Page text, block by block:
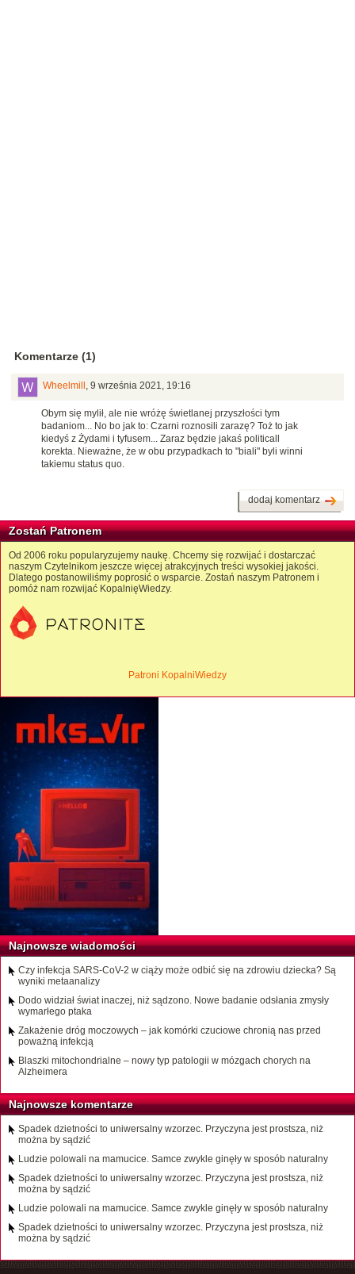
Komentarze (1)
Wheelmill , 9 września 2021, 19:16
Obym się mylił, ale nie wróżę świetlanej przyszłości tym
badaniom... No bo jak to: Czarni roznosili zarazę? Toż to jak
kiedyś z Żydami i tyfusem... Zaraz będzie jakaś politicall
korekta. Nieważne, że w obu przypadkach to "biali" byli winni
takiemu status quo.
dodaj komentarz
Zostań Patronem
Od 2006 roku popularyzujemy naukę. Chcemy się rozwijać i dostarczać
naszym Czytelnikom jeszcze więcej atrakcyjnych treści wysokiej jakości.
Dlatego postanowiliśmy poprosić o wsparcie. Zostań naszym Patronem i
pomóż nam rozwijać KopalnięWiedzy.
Patroni KopalniWiedzy
Najnowsze wiadomości
Czy infekcja SARS-CoV-2 w ciąży może odbić się na zdrowiu dziecka? Są
wyniki metaanalizy
Dodo widział świat inaczej, niż sądzono. Nowe badanie odsłania zmysły
wymarłego ptaka
Zakażenie dróg moczowych – jak komórki czuciowe chronią nas przed
poważną infekcją
Blaszki mitochondrialne – nowy typ patologii w mózgach chorych na
Alzheimera
Najnowsze komentarze
Spadek dzietności to uniwersalny wzorzec. Przyczyna jest prostsza, niż
można by sądzić
Ludzie polowali na mamucice. Samce zwykle ginęły w sposób naturalny
Spadek dzietności to uniwersalny wzorzec. Przyczyna jest prostsza, niż
można by sądzić
Ludzie polowali na mamucice. Samce zwykle ginęły w sposób naturalny
Spadek dzietności to uniwersalny wzorzec. Przyczyna jest prostsza, niż
można by sądzić